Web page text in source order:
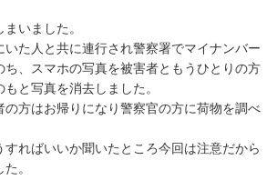
いました。
た人と共に連行され警察署でマイナンバー
ち、スマホの写真を被害者ともうひとりの方
と写真を消去しました。
の方はお帰りになり警察官の方に荷物を調べ
ればいいか聞いたところ今回は注意だから
。